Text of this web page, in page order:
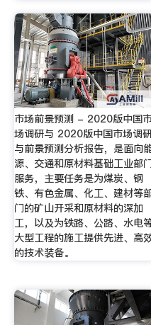
市场前景预测 - 2020版中国
场调研与 2020版中国市场调
与前景预测分析报告，是面向
源、交通和原材料基础工业部
服务，主要任务是为煤炭、钢
铁、有色金属、化工、建材等
门的矿山开采和原材料的深加
工，以及为铁路、公路、水电
大型工程的施工提供先进、高
的技术装备。